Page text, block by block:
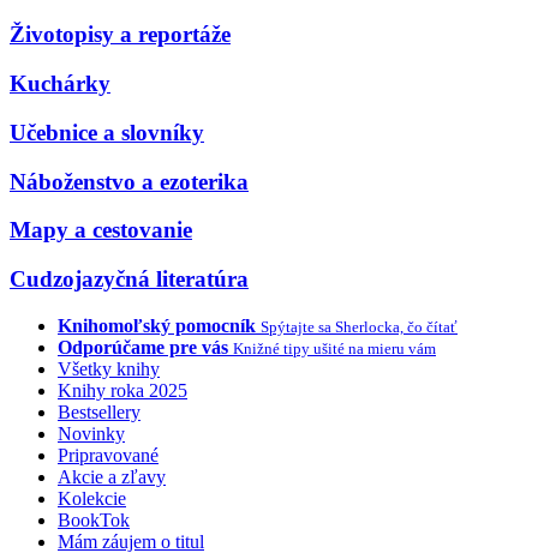
Životopisy a reportáže
Kuchárky
Učebnice a slovníky
Náboženstvo a ezoterika
Mapy a cestovanie
Cudzojazyčná literatúra
Knihomoľský pomocník Spýtajte sa Sherlocka, čo čítať
Odporúčame pre vás Knižné tipy ušité na mieru vám
Všetky knihy
Knihy roka 2025
Bestsellery
Novinky
Pripravované
Akcie a zľavy
Kolekcie
BookTok
Mám záujem o titul